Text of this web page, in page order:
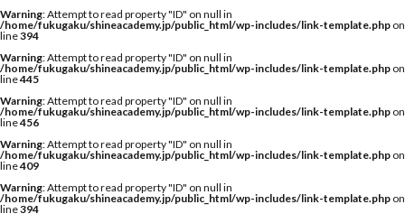
Warning: Attempt to read property "ID" on null in
/home/fukugaku/shineacademy.jp/public_html/wp-includes/link-template.php on
line394
Warning: Attempt to read property "ID" on null in
/home/fukugaku/shineacademy.jp/public_html/wp-includes/link-template.php on
line445
Warning: Attempt to read property "ID" on null in
/home/fukugaku/shineacademy.jp/public_html/wp-includes/link-template.php on
line456
Warning: Attempt to read property "ID" on null in
/home/fukugaku/shineacademy.jp/public_html/wp-includes/link-template.php on
line409
Warning: Attempt to read property "ID" on null in
/home/fukugaku/shineacademy.jp/public_html/wp-includes/link-template.php on
line394